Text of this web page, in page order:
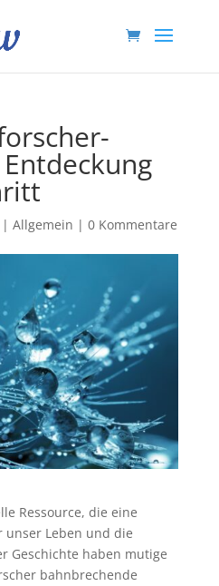
| Allgemein | 0 Kommentare
Ressource, die eine
unser Leben und die
Geschichte haben mutige
bahnbrechende